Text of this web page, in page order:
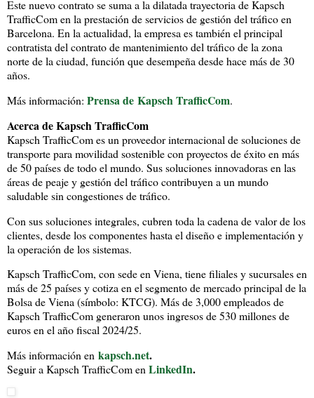
Este nuevo contrato se suma a la dilatada trayectoria de Kapsch
TrafficCom en la prestación de servicios de gestión del tráfico en
Barcelona. En la actualidad, la empresa es también el principal
contratista del contrato de mantenimiento del tráfico de la zona
norte de la ciudad, función que desempeña desde hace más de 30
años.
Más información: Prensa de Kapsch TrafficCom.
Acerca de Kapsch TrafficCom
Kapsch TrafficCom es un proveedor internacional de soluciones de
transporte para movilidad sostenible con proyectos de éxito en más
de 50 países de todo el mundo. Sus soluciones innovadoras en las
áreas de peaje y gestión del tráfico contribuyen a un mundo
saludable sin congestiones de tráfico.
Con sus soluciones integrales, cubren toda la cadena de valor de los
clientes, desde los componentes hasta el diseño e implementación y
la operación de los sistemas.
Kapsch TrafficCom, con sede en Viena, tiene filiales y sucursales en
más de 25 países y cotiza en el segmento de mercado principal de la
Bolsa de Viena (símbolo: KTCG). Más de 3,000 empleados de
Kapsch TrafficCom generaron unos ingresos de 530 millones de
euros en el año fiscal 2024/25.
Más información en kapsch.net.
Seguir a Kapsch TrafficCom enLinkedIn.